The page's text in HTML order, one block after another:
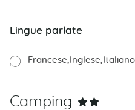
Lingue parlate
Francese Inglese Italiano
Camping